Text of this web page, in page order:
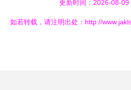
更新时间：2026-08-
如若转载，请注明出处：http://